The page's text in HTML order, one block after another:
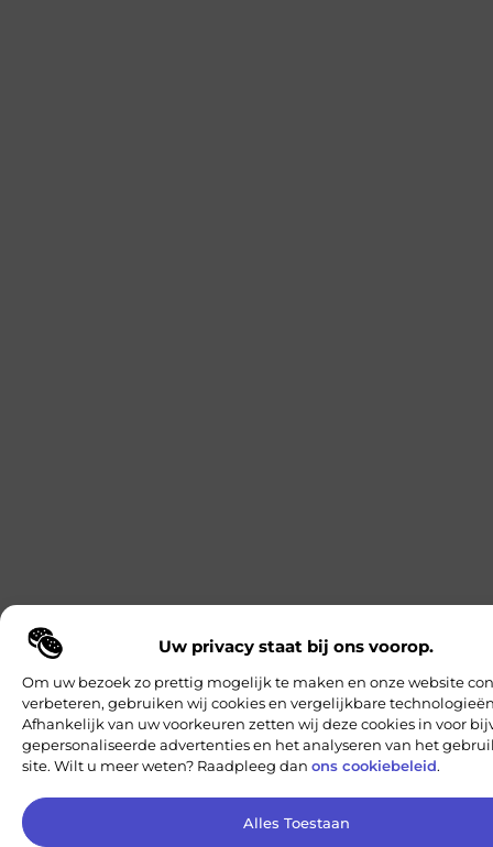
Uw privacy staat bij ons voorop.
Om uw bezoek zo prettig mogelijk te maken en onze website
verbeteren, gebruiken wij cookies en vergelijkbare
Afhankelijk van uw voorkeuren zetten wij deze cookies in voor
gepersonaliseerde advertenties en het analyseren van het
site. Wilt u meer weten? Raadpleeg dan ons cookiebeleid.
Alles Toestaan